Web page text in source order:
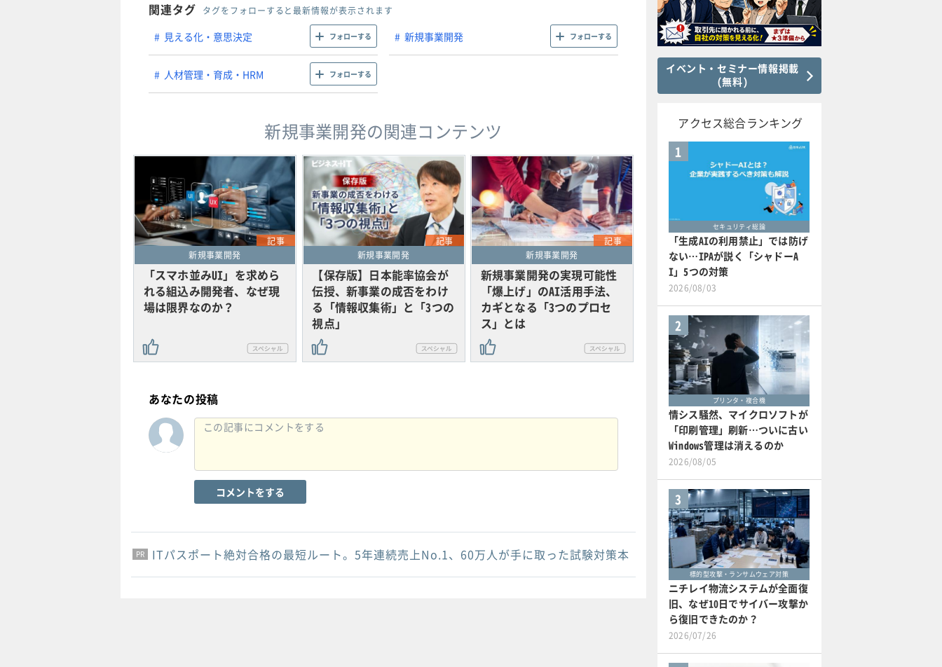
関連タグ タグをフォローすると最新情報が表示されます
見える化・意思決定 フォローする 新規事業開発 フォローする
人材管理・育成・HRM フォローする
新規事業開発の関連コンテンツ
記事
新規事業開発
「スマホ並みUI」を求めら
れる組込み開発者、なぜ現
場は限界なのか？
記事
新規事業開発
【保存版】日本能率協会が
伝授、新事業の成否をわけ
る「情報収集術」と「3つの
視点」
記事
新規事業開発
新規事業開発の実現可能性
「爆上げ」のAI活用手法、
カギとなる「3つのプロセ
ス」とは
あなたの投稿
コメントをする
PR
PR
PR ITパスポート絶対合格の最短ルート。5年連続売上No.1、60万人が手に取った試験対策本
イベント・セミナー情報掲載
(無料)
アクセス総合ランキング
1
セキュリティ総論
「生成AIの利用禁止」では防げ
ない…IPAが説く「シャドーA
I」5つの対策
2026/08/03
2
プリンタ・複合機
情シス騒然、マイクロソフトが
「印刷管理」刷新…ついに古い
Windows管理は消えるのか
2026/08/05
3
標的型攻撃・ランサムウェア対策
ニチレイ物流システムが全面復
旧、なぜ10日でサイバー攻撃か
ら復旧できたのか？
2026/07/26